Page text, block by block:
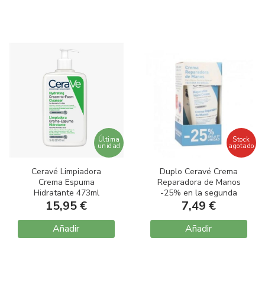
Última
unidad
Ceravé Limpiadora
Crema Espuma
Hidratante 473ml
15,95 €
Añadir
Stock
agotado
Duplo Ceravé Crema
Reparadora de Manos
-25% en la segunda
unidad 2x50ml
7,49 €
Añadir